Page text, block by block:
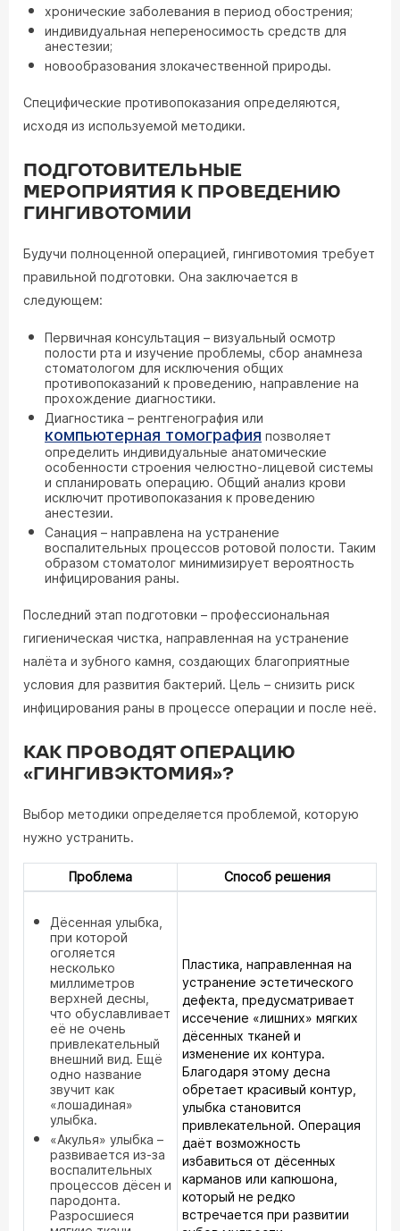
хронические заболевания в период обострения;
индивидуальная непереносимость средств для
анестезии;
новообразования злокачественной природы.
Специфические противопоказания определяются,
исходя из используемой методики.
ПОДГОТОВИТЕЛЬНЫЕ
МЕРОПРИЯТИЯ К ПРОВЕДЕНИЮ
ГИНГИВОТОМИИ
Будучи полноценной операцией, гингивотомия требует
правильной подготовки. Она заключается в
следующем:
Первичная консультация – визуальный осмотр
полости рта и изучение проблемы, сбор анамнеза
стоматологом для исключения общих
противопоказаний к проведению, направление на
прохождение диагностики.
Диагностика – рентгенография или
компьютерная томография позволяет
определить индивидуальные анатомические
особенности строения челюстно-лицевой системы
и спланировать операцию. Общий анализ крови
исключит противопоказания к проведению
анестезии.
Санация – направлена на устранение
воспалительных процессов ротовой полости. Таким
образом стоматолог минимизирует вероятность
инфицирования раны.
Последний этап подготовки – профессиональная
гигиеническая чистка, направленная на устранение
налёта и зубного камня, создающих благоприятные
условия для развития бактерий. Цель – снизить риск
инфицирования раны в процессе операции и после неё.
КАК ПРОВОДЯТ ОПЕРАЦИЮ
«ГИНГИВЭКТОМИЯ»?
Выбор методики определяется проблемой, которую
нужно устранить.
Проблема Способ решения
Дёсенная улыбка,
при которой
оголяется
несколько
миллиметров
верхней десны,
что обуславливает
её не очень
привлекательный
внешний вид. Ещё
одно название
звучит как
«лошадиная»
улыбка.
«Акулья» улыбка –
развивается из-за
воспалительных
процессов дёсен и
пародонта.
Разросшиеся
Пластика, направленная на
устранение эстетического
дефекта, предусматривает
иссечение «лишних» мягких
дёсенных тканей и
изменение их контура.
Благодаря этому десна
обретает красивый контур,
улыбка становится
привлекательной. Операция
даёт возможность
избавиться от дёсенных
карманов или капюшона,
который не редко
встречается при развитии